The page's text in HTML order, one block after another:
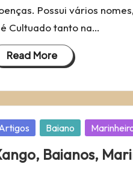
Possui vários
Cultuado tanto na…
Read More
Baiano
Baianos,